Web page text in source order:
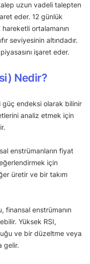
uzun vadeli talepten
eder. 12 günlük
ortalamanın
seviyesinin altındadır.
işaret eder.
Nedir?
endeksi olarak bilinir
analiz etmek için
enstrümanların fiyat
için
üretir ve bir takım
finansal enstrümanın
Yüksek RSI,
ve bir düzeltme veya
gelir.